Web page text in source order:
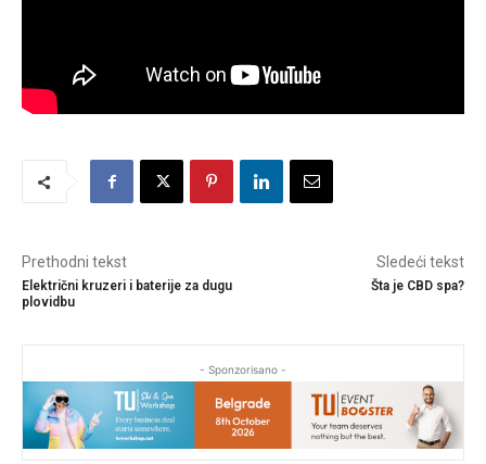
Prethodni tekst
Električni kruzeri i baterije za dugu
plovidbu
Sledeći tekst
Šta je CBD spa?
- Sponzorisano -